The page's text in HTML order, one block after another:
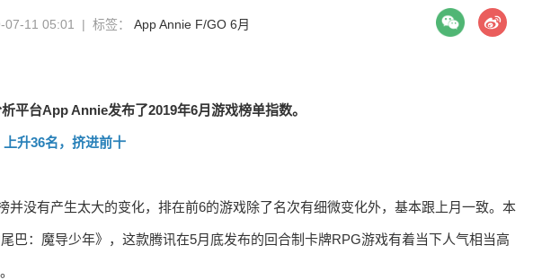
07-11 05:01 | 标签： App Annie F/GO 6月
平台App Annie发布了2019年6月游戏榜单指数。
升36名，挤进前十
并没有产生太大的变化，排在前6的游戏除了名次有细微变化外，基本跟上月一致。本
巴：魔导少年》，这款腾讯在5月底发布的回合制卡牌RPG游戏有着当下人气相当高